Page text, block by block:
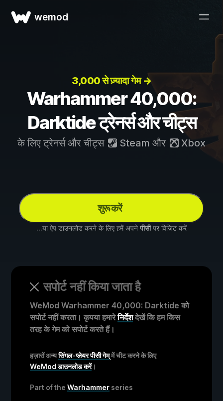
wemod
3,000 से ज़्यादा गेम →
Warhammer 40,000:
Darktide ट्रेनर्स और चीट्स
के लिए ट्रेनर्स और चीट्स Steam और Xbox
शुरू करें
...या ऐप डाउनलोड करने के लिए हमें अपने पीसीपर विज़िट करें
सपोर्ट नहीं किया जाता है
WeMod Warhammer 40,000: Darktide को
सपोर्ट नहीं करता। कृपया हमारेनिर्देशदेखें कि हम किस
तरह के गेम को सपोर्ट करते हैं।
हज़ारों अन्यसिंगल-प्लेयर पीसी गेम्में चीट करने के लिए
WeMod डाउनलोड करें।
Part of the Warhammer series